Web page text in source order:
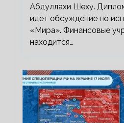
Абдуллахи Шеху.
идет обсуждение по
«Мира». Финансовые
находится…